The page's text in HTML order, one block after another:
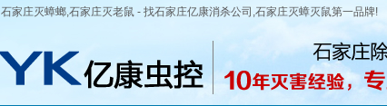
石家庄灭蟑螂,石家庄灭老鼠 - 找石家庄亿康消杀公司,石家庄灭蟑灭鼠第一品牌!